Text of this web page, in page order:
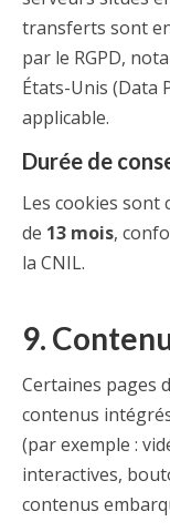
transferts sont
par le RGPD,
États-Unis (Data
applicable.
Durée de
Les cookies sont
de 13 mois,
la CNIL.
9.
Certaines pages
contenus
(par exemple :
interactives,
contenus